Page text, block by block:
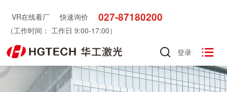
VR在线看厂 快速询价 027-87180200
（工作时间： 工作日 9:00-17:00）

登录